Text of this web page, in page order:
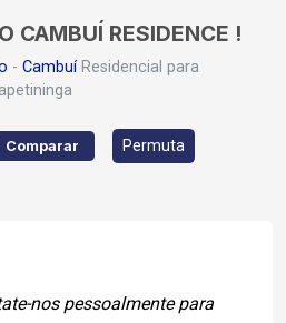
CAMBUÍ RESIDENCE !
- CambuíResidencial para
Comparar Permuta
nos pessoalmente para